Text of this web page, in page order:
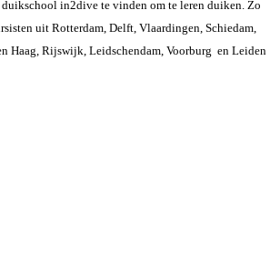
in2dive te vinden om te leren duiken. Zo
uit Rotterdam, Delft, Vlaardingen, Schiedam,
Haag, Rijswijk, Leidschendam, Voorburg en Leiden